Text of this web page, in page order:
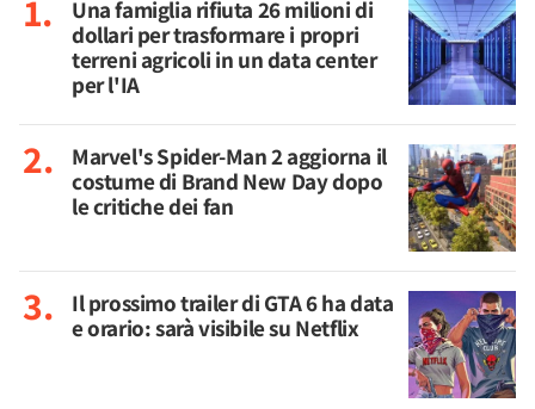
Una famiglia rifiuta 26 milioni di
dollari per trasformare i propri
terreni agricoli in un data center
per l'IA
Marvel's Spider-Man 2 aggiorna il
costume di Brand New Day dopo
le critiche dei fan
Il prossimo trailer di GTA 6 ha data
e orario: sarà visibile su Netflix